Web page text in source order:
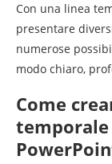
Con una linea
presentare
numerose
modo chiaro,
Come